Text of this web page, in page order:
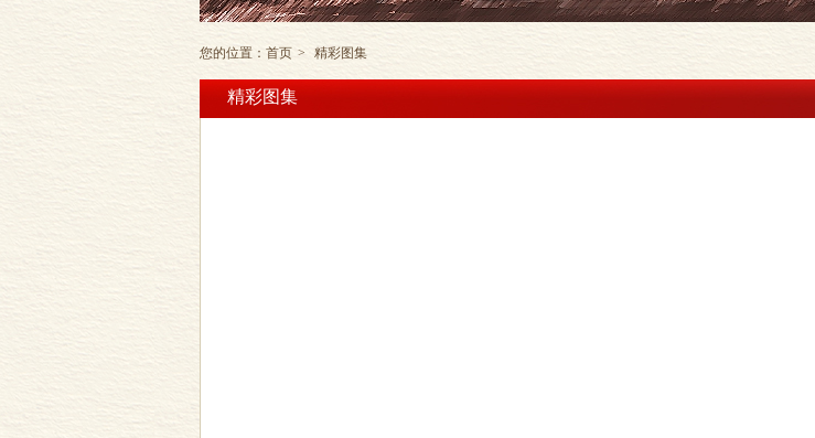
您的位置： 首页 > 精彩图集
精彩图集